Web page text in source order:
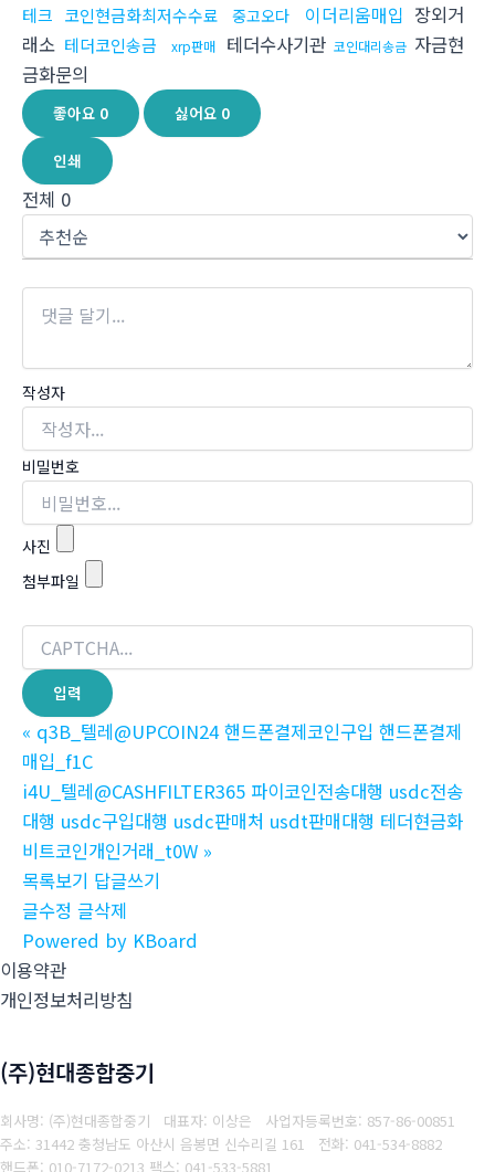
테크 코인현금화최저수수료 중고오다 이더리움매입 장외거
래소 테더코인송금 xrp판매 테더수사기관 코인대리송금 자금현
금화문의
좋아요 0 싫어요 0
인쇄
전체 0
작성자
비밀번호
사진
첨부파일
« q3B_텔레@UPCOIN24 핸드폰결제코인구입 핸드폰결제
매입_f1C
i4U_텔레@CASHFILTER365 파이코인전송대행 usdc전송
대행 usdc구입대행 usdc판매처 usdt판매대행 테더현금화
비트코인개인거래_t0W »
목록보기 답글쓰기
글수정 글삭제
Powered by KBoard
이용약관
개인정보처리방침
(주)현대종합중기
회사명: (주)현대종합중기 대표자: 이상은 사업자등록번호: 857-86-00851
주소: 31442 충청남도 아산시 음봉면 신수리길 161 전화: 041-534-8882
핸드폰: 010-7172-0213 팩스: 041-533-5881